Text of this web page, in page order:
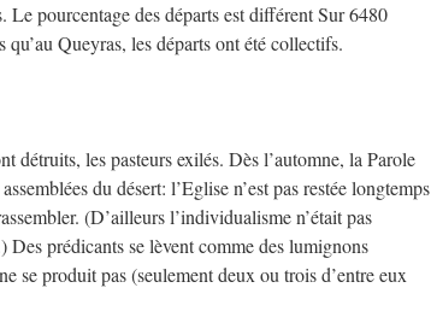
pourcentage des départs est différent Sur 6480
Queyras, les départs ont été collectifs.
détruits, les pasteurs exilés. Dès l’automne, la Parole
du désert: l’Eglise n’est pas restée longtemps
(D’ailleurs l’individualisme n’était pas
prédicants se lèvent comme des lumignons
se produit pas (seulement deux ou trois d’entre eux